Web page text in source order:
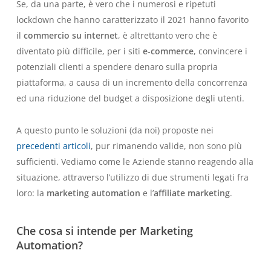
Se, da una parte, è vero che i numerosi e ripetuti
lockdown che hanno caratterizzato il 2021 hanno favorito
il commercio su internet, è altrettanto vero che è
diventato più difficile, per i siti e-commerce, convincere i
potenziali clienti a spendere denaro sulla propria
piattaforma, a causa di un incremento della concorrenza
ed una riduzione del budget a disposizione degli utenti.
A questo punto le soluzioni (da noi) proposte nei
precedenti articoli, pur rimanendo valide, non sono più
sufficienti. Vediamo come le Aziende stanno reagendo alla
situazione, attraverso l’utilizzo di due strumenti legati fra
loro: la marketing automation e l’affiliate marketing.
Che cosa si intende per Marketing
Automation?